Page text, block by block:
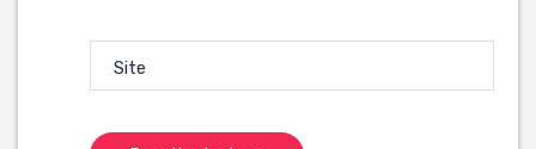
Site